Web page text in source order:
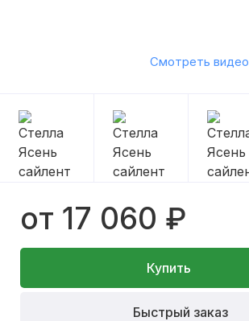
Смотреть видео
от 17 060 ₽
Купить
Быстрый заказ